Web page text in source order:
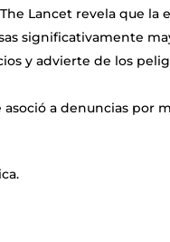
Lancet revela que la
significativamente
y advierte de los
a denuncias por